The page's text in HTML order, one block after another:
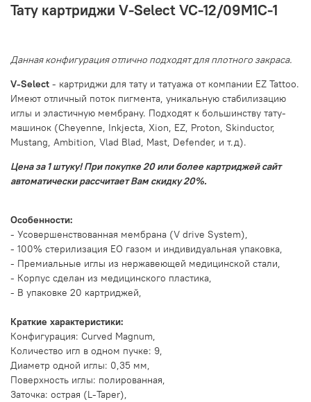
Тату картриджи V-Select VC-12/09M1C-1
Данная конфигурация отлично подходят для плотного закраса.
V-Select - картриджи для тату и татуажа от компании EZ Tattoo.
Имеют отличный поток пигмента, уникальную стабилизацию
иглы и эластичную мембрану. Подходят к большинству тату-
машинок (Cheyenne, Inkjecta, Xion, EZ, Proton, Skinductor,
Mustang, Ambition, Vlad Blad, Mast, Defender, и т.д).
Цена за 1 штуку! При покупке 20 или более картриджей сайт
автоматически рассчитает Вам скидку 20%.
Особенности:
- Усовершенствованная мембрана (V drive System),
- 100% стерилизация EO газом и индивидуальная упаковка,
- Премиальные иглы из нержавеющей медицинской стали,
- Корпус сделан из медицинского пластика,
- В упаковке 20 картриджей,
Краткие характеристики:
Конфигурация: Curved Magnum,
Количество игл в одном пучке: 9,
Диаметр одной иглы: 0,35 мм,
Поверхность иглы: полированная,
Заточка: острая (L-Taper),